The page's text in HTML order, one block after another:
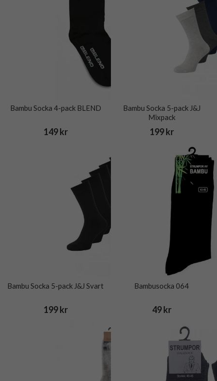
Bambu Socka 4-pack BLEND
149 kr
Bambu Socka 5-pack J&J
Mixpack
199 kr
Bambu Socka 5-pack J&J Svart
199 kr
Bambusocka 064
49 kr